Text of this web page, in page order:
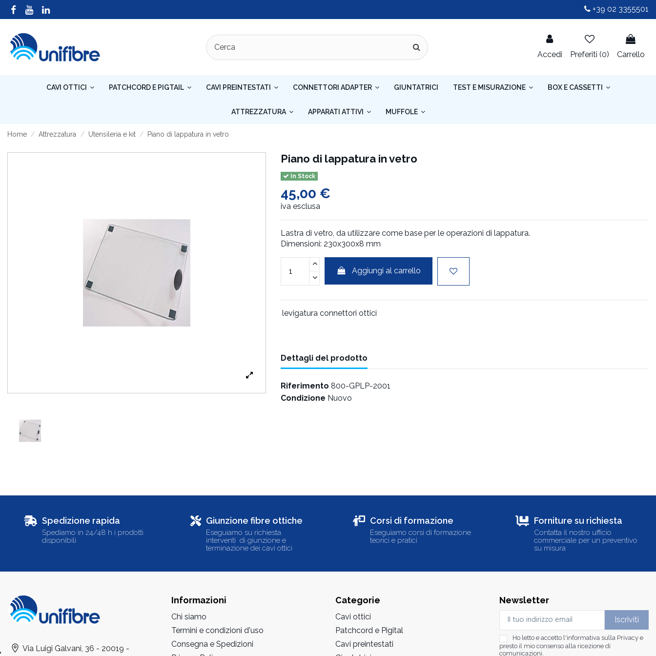
+39 02 3355501
Accedi Preferiti (0) Carrello
CAVI OTTICI PATCHCORD E PIGTAIL CAVI PREINTESTATI CONNETTORI ADAPTER GIUNTATRICI TEST E MISURAZIONE BOX E CASSETTI
ATTREZZATURA APPARATI ATTIVI MUFFOLE
Home Attrezzatura Utensileria e kit Piano di lappatura in vetro
Piano di lappatura in vetro
In Stock
45,00 €
iva esclusa
Lastra di vetro, da utilizzare come base per le operazioni di lappatura.
Dimensioni: 230x300x8 mm
Aggiungi al carrello
levigatura connettori ottici
Dettagli del prodotto
Riferimento 800-GPLP-2001
Condizione Nuovo
Spedizione rapida
Spediamo in 24/48 h i prodotti
disponibili
Giunzione fibre ottiche
Eseguiamo su richiesta
interventi di giunzione e
terminazione dei cavi ottici
Corsi di formazione
Eseguiamo corsi di formazione
teorici e pratici
Forniture su richiesta
Contatta il nostro ufficio
commerciale per un preventivo
su misura
Via Luigi Galvani, 36 - 20019 -
Informazioni
Chi siamo
Termini e condizioni d'uso
Consegna e Spedizioni
Categorie
Cavi ottici
Patchcord e Pigital
Cavi preintestati
Newsletter
Ho letto e accetto l'informativa sulla Privacy e
presto il mio consenso alla ricezione di
comunicazioni.